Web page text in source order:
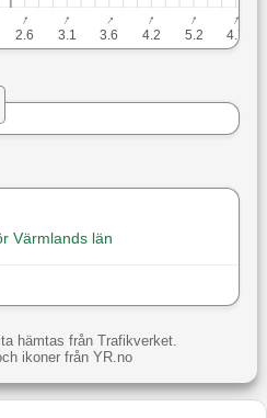
↓
2.6
↓
3.1
↓
3.6
↓
4.2
↓
5.2
↓
4.7
Värmlands län
hämtas från Trafikverket.
ikoner från YR.no